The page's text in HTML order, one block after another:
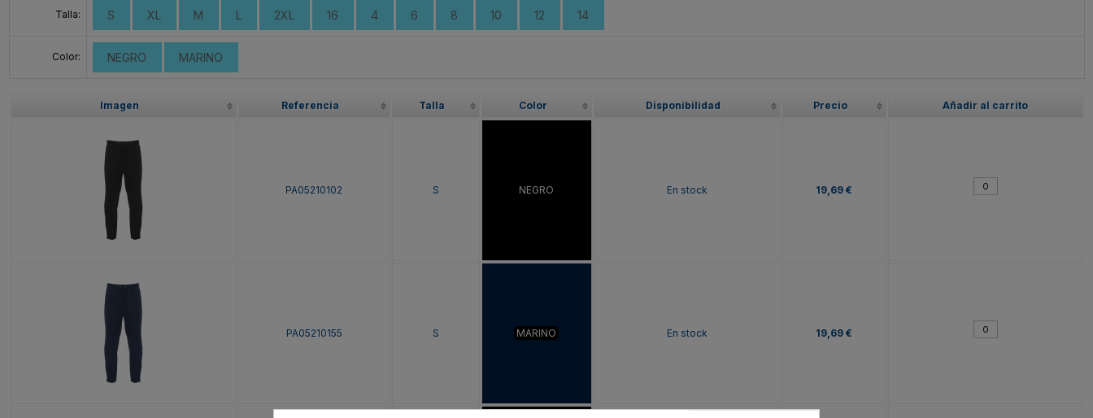
Talla: S XL M L 2XL 16 4 6 8 10 12 14
Color: NEGRO MARINO
Imagen Referencia Talla Color Disponibilidad Precio Añadir al carrito
PA05210102 S NEGRO En stock 19,69 €
PA05210155 S MARINO En stock 19,69 €